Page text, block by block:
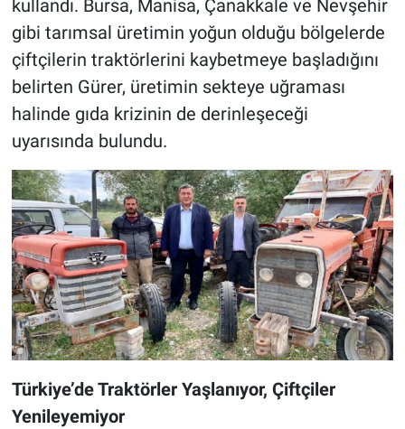
kullandı. Bursa, Manisa, Çanakkale ve Nevşehir
gibi tarımsal üretimin yoğun olduğu bölgelerde
çiftçilerin traktörlerini kaybetmeye başladığını
belirten Gürer, üretimin sekteye uğraması
halinde gıda krizinin de derinleşeceği
uyarısında bulundu.
Türkiye’de Traktörler Yaşlanıyor, Çiftçiler
Yenileyemiyor